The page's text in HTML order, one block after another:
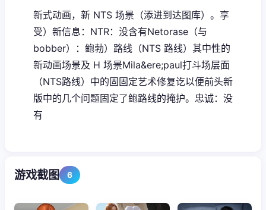
新式动画，新 NTS 场景（添进到达图库）。享
受）新信息：NTR：没含有Netorase（与
bobber）：鲍勃）路线（NTS 路线）其中性的
新动画场景及 H 场景Mila&ere;paul打斗场层面
（NTS路线）中的固固定艺术修复讫以便前头新
版中的几个问题固定了鲍路线的掩护。忠诚：没
有
游戏截图 6